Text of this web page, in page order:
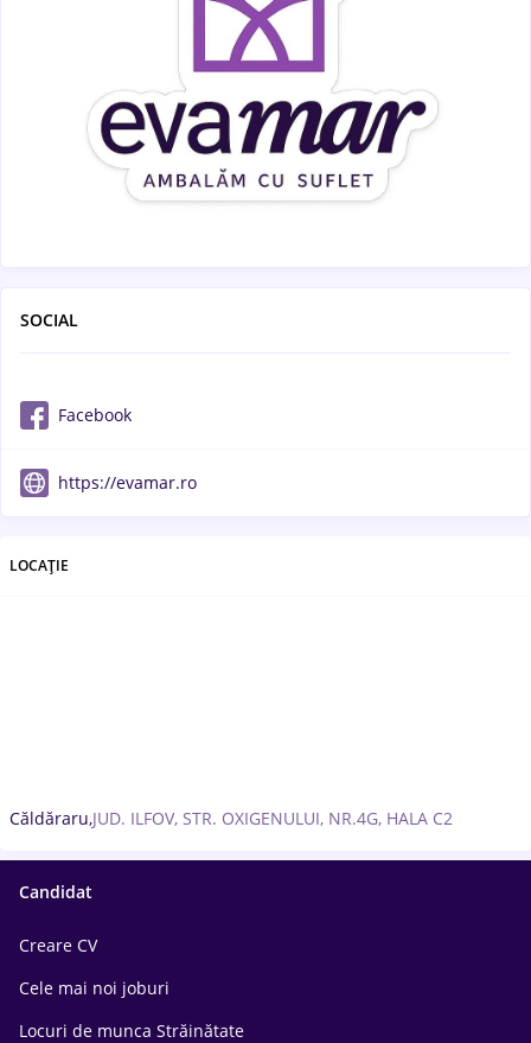
SOCIAL
Facebook
https://evamar.ro
LOCAȚIE
Căldăraru,JUD. ILFOV, STR. OXIGENULUI, NR.4G, HALA C2
Candidat
Creare CV
Cele mai noi joburi
Locuri de munca Străinătate